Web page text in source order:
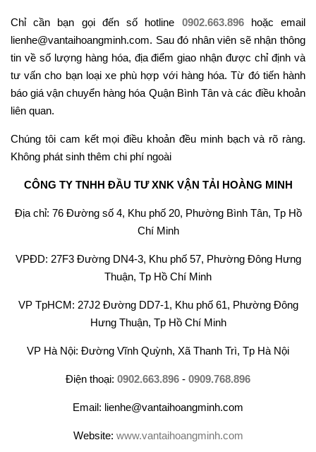
Chỉ cần bạn gọi đến số hotline 0902.663.896hoặc email
lienhe@vantaihoangminh.com. Sau đó nhân viên sẽ nhận thông
tin về số lượng hàng hóa, địa điểm giao nhận được chỉ định và
tư vấn cho bạn loại xe phù hợp với hàng hóa. Từ đó tiến hành
báo giá vận chuyển hàng hóa Quận Bình Tân và các điều khoản
liên quan.
Chúng tôi cam kết mọi điều khoản đều minh bạch và rõ ràng.
Không phát sinh thêm chi phí ngoài
CÔNG TY TNHH ĐẦU TƯ XNK VẬN TẢI HOÀNG MINH
Địa chỉ: 76 Đường số 4, Khu phố 20, Phường Bình Tân, Tp Hồ
Chí Minh
VPĐD: 27F3 Đường DN4-3, Khu phố 57, Phường Đông Hưng
Thuận, Tp Hồ Chí Minh
VP TpHCM: 27J2 Đường DD7-1, Khu phố 61, Phường Đông
Hưng Thuận, Tp Hồ Chí Minh
VP Hà Nội: Đường Vĩnh Quỳnh, Xã Thanh Trì, Tp Hà Nội
Điện thoại: 0902.663.896 - 0909.768.896
Email: lienhe@vantaihoangminh.com
Website: www.vantaihoangminh.com